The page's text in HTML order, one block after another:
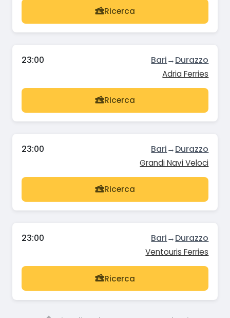
Ricerca
23:00 Bari→Durazzo
Adria Ferries
Ricerca
23:00 Bari→Durazzo
Grandi Navi Veloci
Ricerca
23:00 Bari→Durazzo
Ventouris Ferries
Ricerca